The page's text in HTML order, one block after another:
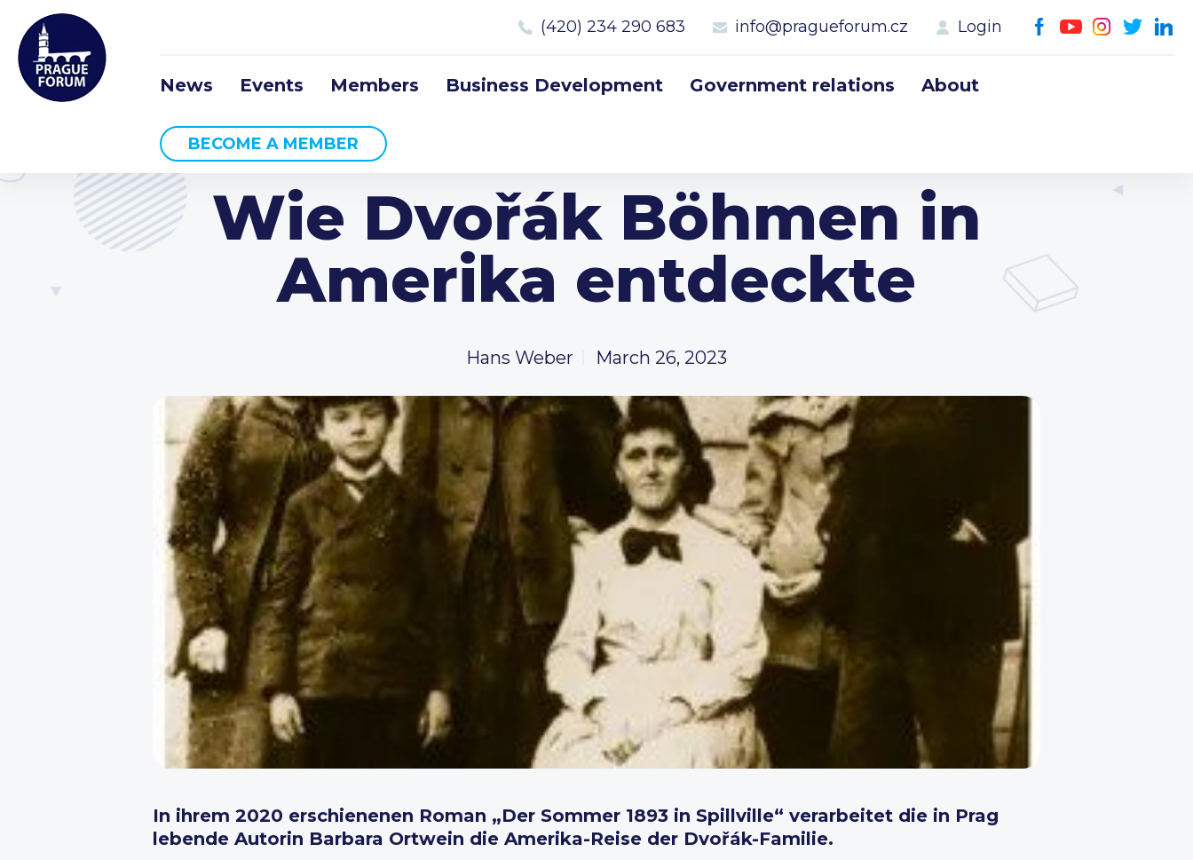
(420) 234 290 683 info@pragueforum.cz Login
News Events Members Business Development Government relations About
BECOME A MEMBER
Wie Dvořák Böhmen in
Amerika entdeckte
Hans Weber March 26, 2023
In ihrem 2020 erschienenen Roman „Der Sommer 1893 in Spillville“ verarbeitet die in Prag
lebende Autorin Barbara Ortwein die Amerika-Reise der Dvořák-Familie.